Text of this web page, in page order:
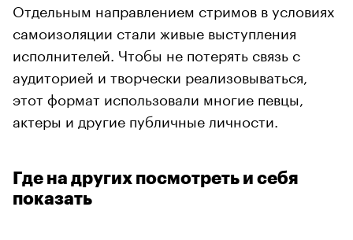
Отдельным направлением стримов в условиях
самоизоляции стали живые выступления
исполнителей. Чтобы не потерять связь с
аудиторией и творчески реализовываться,
этот формат использовали многие певцы,
актеры и другие публичные личности.
Где на других посмотреть и себя
показать